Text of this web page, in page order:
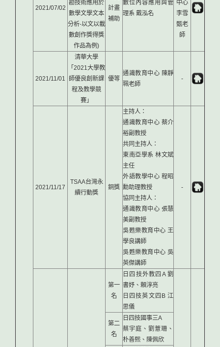
2021/07/02
勘技術應用於
數學文學文本
分析-以文以載
數創作獎得獎
作品為例)
計畫
補助
數位內容應用與管
理系 戴泓名
中心
李雪
甄老
師
2021/11/01
清華大學
「2021大學教
師優良創新課
程及教學競
賽」
優等
通識教育中心 陳靜
珮老師
-
2021/11/17
TSAA台灣永
續行動獎
銅獎
主持人：
通識教育中心 蔡介
裕副教授
共同主持人：
東南亞學系 林文斌
主任
外語教學中心 程昭
勳助理教授
協同主持人：
通識教育中心 張慧
美副教授
吳甦樂教育中心 王
學良講師
吳甦樂教育中心 吳
英傑講師
-
第一
名
日四技外教四A 劉
書妤、賴淳亮
日四技英文四B 江
思儀
第二
名
日四技國事三A
蔡宇庭、劉薏珊、
朴善熙、陳佩欣